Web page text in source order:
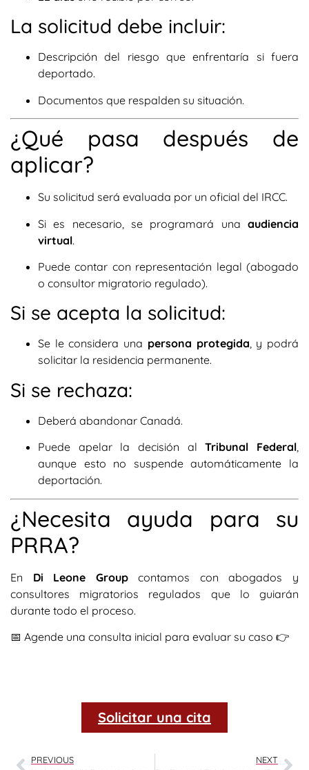
La solicitud debe incluir:
Descripción del riesgo que enfrentaría si fuera
deportado.
Documentos que respalden su situación.
¿Qué pasa después de
aplicar?
Su solicitud será evaluada por un oficial del IRCC.
Si es necesario, se programará una audiencia
virtual.
Puede contar con representación legal (abogado
o consultor migratorio regulado).
Si se acepta la solicitud:
Se le considera una persona protegida, y podrá
solicitar la residencia permanente.
Si se rechaza:
Deberá abandonar Canadá.
Puede apelar la decisión alTribunal Federal,
aunque esto no suspende automáticamente la
deportación.
¿Necesita ayuda para su
PRRA?
En Di Leone Groupcontamos con abogados y
consultores migratorios regulados que lo guiarán
durante todo el proceso.
📅 Agende una consulta inicial para evaluar su caso 👉
Solicitar una cita
PREVIOUS NEXT